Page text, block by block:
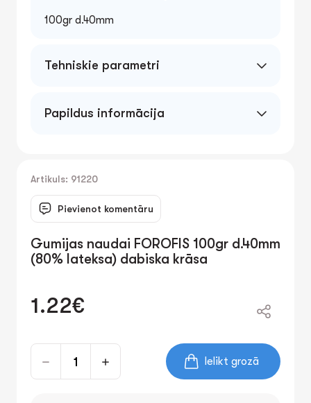
100gr d.40mm
Tehniskie parametri
Papildus informācija
Artikuls: 91220
Pievienot komentāru
Gumijas naudai FOROFIS 100gr d.40mm
(80% lateksa) dabiska krāsa
1.22€
Ielikt grozā